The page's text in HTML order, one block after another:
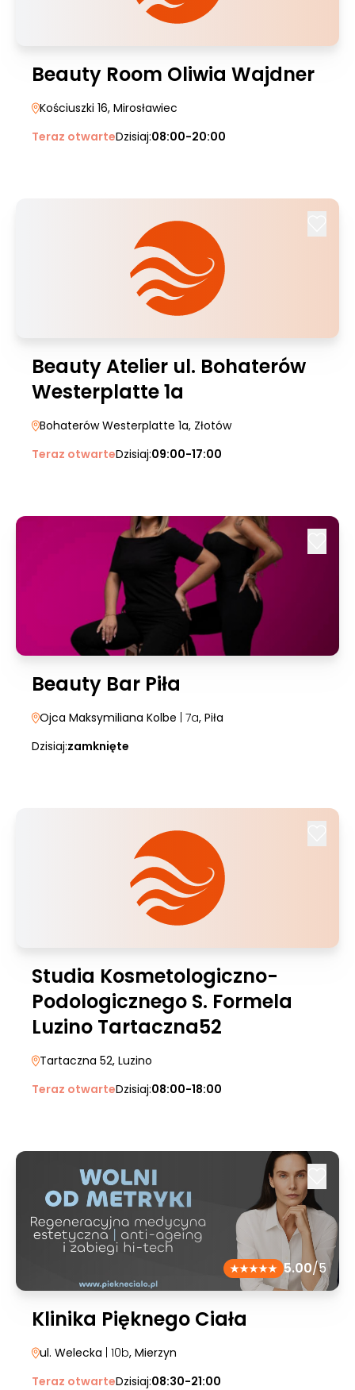
Beauty Room Oliwia Wajdner
Kościuszki 16, Mirosławiec
Teraz otwarteDzisiaj:08:00-20:00
Beauty Atelier ul. Bohaterów
Westerplatte 1a
Bohaterów Westerplatte 1a, Złotów
Teraz otwarteDzisiaj:09:00-17:00
Beauty Bar Piła
Ojca Maksymiliana Kolbe | 7a, Piła
Dzisiaj:zamknięte
Studia Kosmetologiczno-
Podologicznego S. Formela
Luzino Tartaczna52
Tartaczna 52, Luzino
Teraz otwarteDzisiaj:08:00-18:00
5.00/5
Klinika Pięknego Ciała
ul. Welecka | 10b, Mierzyn
Teraz otwarteDzisiaj:08:30-21:00